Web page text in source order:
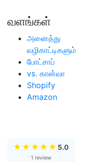
வளங்கள்
அனைத்து
வழிகாட்டிகளும்
போட்சாப்
vs. கான்வா
Shopify
Amazon
★ ★ ★ ★ ★ 5.0
1 review